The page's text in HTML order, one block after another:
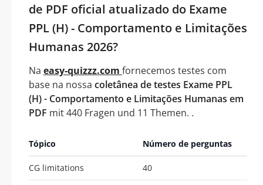
de PDF oficial atualizado do Exame
PPL (H) - Comportamento e Limitações
Humanas 2026?
Na easy-quizzz.com fornecemos testes com
base na nossa coletânea de testes Exame PPL
(H) - Comportamento e Limitações Humanas em
PDF mit 440 Fragen und 11 Themen. .
Tópico Número de perguntas
CG limitations 40